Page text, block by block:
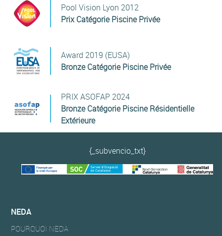
Pool Vision Lyon 2012
Prix Catégorie Piscine Privée
Award 2019 (EUSA)
Bronze Catégorie Piscine Privée
PRIX ASOFAP 2024
Bronze Catégorie Piscine Résidentielle
Extérieure
{_subvencio_txt}
NEDA
POURQUOI NEDA